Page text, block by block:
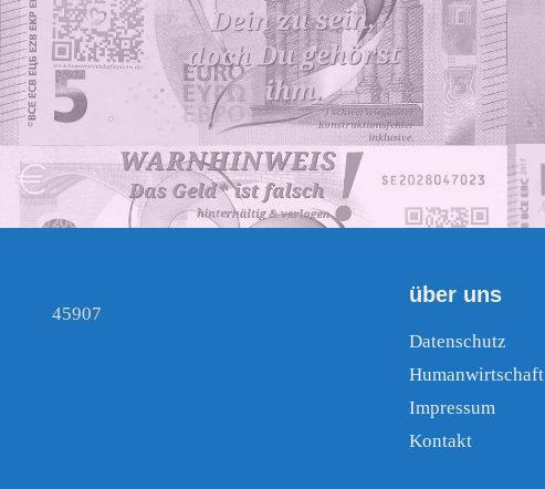
45907
über uns
Datenschutz
Humanwirtschaft
Impressum
Kontakt